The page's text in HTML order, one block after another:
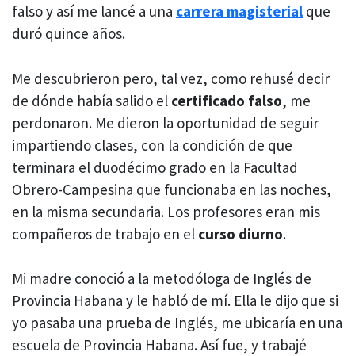
falso y así me lancé a una carrera magisterial que
duró quince años.
Me descubrieron pero, tal vez, como rehusé decir
de dónde había salido el certificado falso, me
perdonaron. Me dieron la oportunidad de seguir
impartiendo clases, con la condición de que
terminara el duodécimo grado en la Facultad
Obrero-Campesina que funcionaba en las noches,
en la misma secundaria. Los profesores eran mis
compañeros de trabajo en el curso diurno.
Mi madre conoció a la metodóloga de Inglés de
Provincia Habana y le habló de mí. Ella le dijo que si
yo pasaba una prueba de Inglés, me ubicaría en una
escuela de Provincia Habana. Así fue, y trabajé